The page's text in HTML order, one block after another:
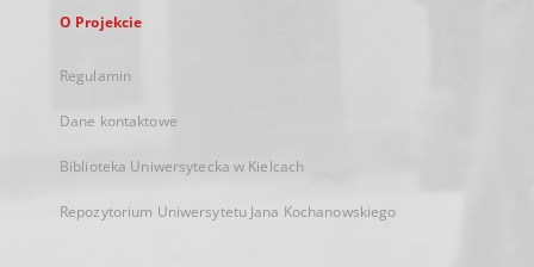
O Projekcie
Regulamin
Dane kontaktowe
Biblioteka Uniwersytecka w Kielcach
Repozytorium Uniwersytetu Jana Kochanowskiego